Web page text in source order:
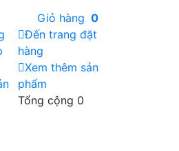
Giỏ hàng 0
Đến trang đặt
hàng
Xem thêm sản
phẩm
Tổng cộng 0